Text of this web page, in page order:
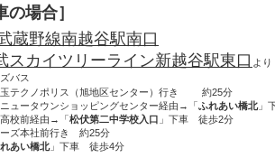
の場合］
蔵野線南越谷駅南口
カイツリーライン新越谷駅東口 よ
バス
テクノポリス（旭地区センター）行き
約25分
ュータウンショッピングセンター経由→「ふれあい橋北」
校前経由→「松伏第二中学校入口 」下車 徒歩2分
ーズ本社前行き 約25分
あい橋北」下車 徒歩4分